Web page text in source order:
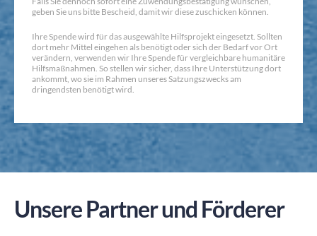
geben Sie uns bitte Bescheid, damit wir diese zuschicken können.
Ihre Spende wird für das ausgewählte Hilfsprojekt eingesetzt. Sollten
dort mehr Mittel eingehen als benötigt oder sich der Bedarf vor Ort
verändern, verwenden wir Ihre Spende für vergleichbare humanitäre
Hilfsmaßnahmen. So stellen wir sicher, dass Ihre Unterstützung dort
ankommt, wo sie im Rahmen unseres Satzungszwecks am
dringendsten benötigt wird.
Unsere Partner und Förderer